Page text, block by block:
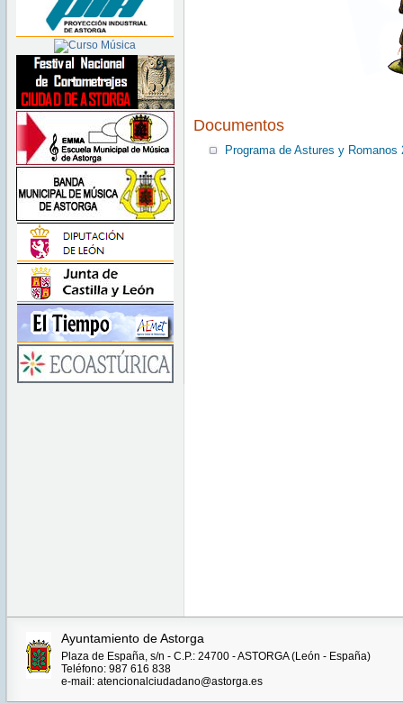
Documentos
Programa de Astures y Romanos
Ayuntamiento de Astorga
Plaza de España, s/n - C.P.: 24700 - ASTORGA (León - España)
Teléfono: 987 616 838
e-mail: atencionalciudadano@astorga.es